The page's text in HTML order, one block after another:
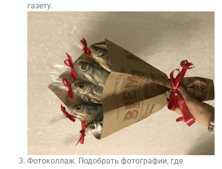
газету.
Фотоколлаж. Подобрать фотографии, где